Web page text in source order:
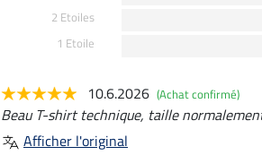
2 Etoiles
1 Etoile
10.6.2026 (Achat confirmé)
Beau T-shirt technique, taille
Afficher l'original